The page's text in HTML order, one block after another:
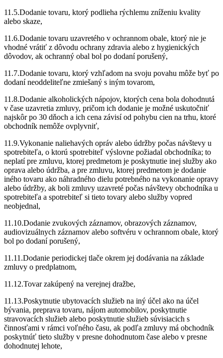
11.5.Dodanie tovaru, ktorý podlieha rýchlemu zníženiu kvality
alebo skaze,
11.6.Dodanie tovaru uzavretého v ochrannom obale, ktorý nie je
vhodné vrátiť z dôvodu ochrany zdravia alebo z hygienických
dôvodov, ak ochranný obal bol po dodaní porušený,
11.7.Dodanie tovaru, ktorý vzhľadom na svoju povahu môže byť po
dodaní neoddeliteľne zmiešaný s iným tovarom,
11.8.Dodanie alkoholických nápojov, ktorých cena bola dohodnutá
v čase uzavretia zmluvy, pričom ich dodanie je možné uskutočniť
najskôr po 30 dňoch a ich cena závisí od pohybu cien na trhu, ktoré
obchodník nemôže ovplyvniť,
11.9.Vykonanie naliehavých opráv alebo údržby počas návštevy u
spotrebiteľa, o ktorú spotrebiteľ výslovne požiadal obchodníka; to
neplatí pre zmluvu, ktorej predmetom je poskytnutie inej služby ako
oprava alebo údržba, a pre zmluvu, ktorej predmetom je dodanie
iného tovaru ako náhradného dielu potrebného na vykonanie opravy
alebo údržby, ak boli zmluvy uzavreté počas návštevy obchodníka u
spotrebiteľa a spotrebiteľ si tieto tovary alebo služby vopred
neobjednal,
11.10.Dodanie zvukových záznamov, obrazových záznamov,
audiovizuálnych záznamov alebo softvéru v ochrannom obale, ktorý
bol po dodaní porušený,
11.11.Dodanie periodickej tlače okrem jej dodávania na základe
zmluvy o predplatnom,
11.12.Tovar zakúpený na verejnej dražbe,
11.13.Poskytnutie ubytovacích služieb na iný účel ako na účel
bývania, preprava tovaru, nájom automobilov, poskytnutie
stravovacích služieb alebo poskytnutie služieb súvisiacich s
činnosťami v rámci voľného času, ak podľa zmluvy má obchodník
poskytnúť tieto služby v presne dohodnutom čase alebo v presne
dohodnutej lehote,